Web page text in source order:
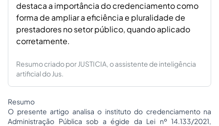
destaca a importância do credenciamento como
forma de ampliar a eficiência e pluralidade de
prestadores no setor público, quando aplicado
corretamente.
Resumo criado por JUSTICIA, o assistente de inteligência
artificial do Jus.
Resumo
O presente artigo analisa o instituto do credenciamento na
Administração Pública sob a égide da Lei nº 14.133/2021,